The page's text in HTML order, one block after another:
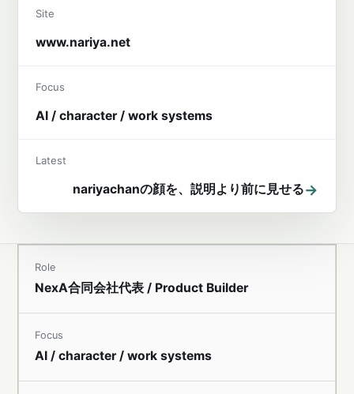
Site
www.nariya.net
Focus
AI / character / work systems
Latest
nariyachanの顔を、説明より前に見せる→
Role
NexA合同会社代表 / Product Builder
Focus
AI / character / work systems